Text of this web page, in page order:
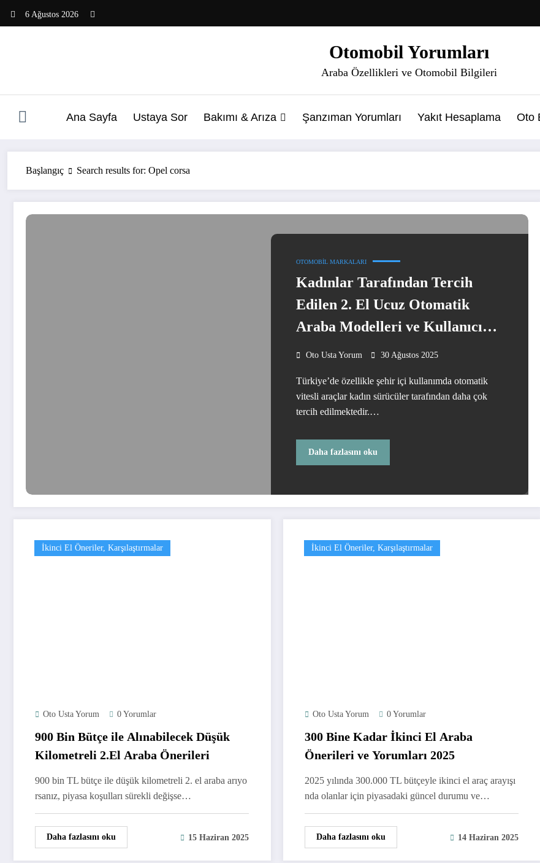
6 Ağustos 2026
Otomobil Yorumları
Araba Özellikleri ve Otomobil Bilgileri
Ana Sayfa Ustaya Sor Bakımı & Arıza Şanzıman Yorumları Yakıt Hesaplama Oto
Başlangıç Search results for: Opel corsa
OTOMOBIL MARKALARI
Kadınlar Tarafından Tercih
Edilen 2. El Ucuz Otomatik
Araba Modelleri ve Kullanıcı
Yorumları
Oto Usta Yorum 30 Ağustos 2025
Türkiye’de özellikle şehir içi kullanımda otomatik
vitesli araçlar kadın sürücüler tarafından daha çok
tercih edilmektedir.…
Daha fazlasını oku
İkinci El Öneriler, Karşılaştırmalar
Oto Usta Yorum 0 Yorumlar
900 Bin Bütçe ile Alınabilecek Düşük
Kilometreli 2.El Araba Önerileri
900 bin TL bütçe ile düşük kilometreli 2. el araba arıyo
rsanız, piyasa koşulları sürekli değişse…
Daha fazlasını oku 15 Haziran 2025
İkinci El Öneriler, Karşılaştırmalar
Oto Usta Yorum 0 Yorumlar
300 Bine Kadar İkinci El Araba
Önerileri ve Yorumları 2025
2025 yılında 300.000 TL bütçeyle ikinci el araç arayışı
nda olanlar için piyasadaki güncel durumu ve…
Daha fazlasını oku 14 Haziran 2025